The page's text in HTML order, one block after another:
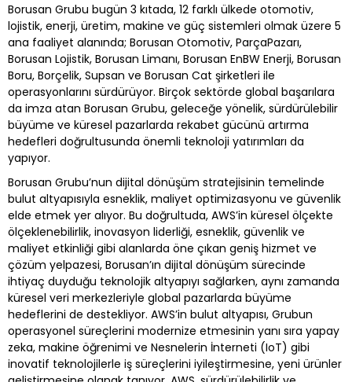
Borusan Grubu bugün 3 kıtada, 12 farklı ülkede otomotiv,
lojistik, enerji, üretim, makine ve güç sistemleri olmak üzere 5
ana faaliyet alanında; Borusan Otomotiv, ParçaPazarı,
Borusan Lojistik, Borusan Limanı, Borusan EnBW Enerji, Borusan
Boru, Borçelik, Supsan ve Borusan Cat şirketleri ile
operasyonlarını sürdürüyor. Birçok sektörde global başarılara
da imza atan Borusan Grubu, geleceğe yönelik, sürdürülebilir
büyüme ve küresel pazarlarda rekabet gücünü artırma
hedefleri doğrultusunda önemli teknoloji yatırımları da
yapıyor.
Borusan Grubu’nun dijital dönüşüm stratejisinin temelinde
bulut altyapısıyla esneklik, maliyet optimizasyonu ve güvenlik
elde etmek yer alıyor. Bu doğrultuda, AWS’in küresel ölçekte
ölçeklenebilirlik, inovasyon liderliği, esneklik, güvenlik ve
maliyet etkinliği gibi alanlarda öne çıkan geniş hizmet ve
çözüm yelpazesi, Borusan’ın dijital dönüşüm sürecinde
ihtiyaç duyduğu teknolojik altyapıyı sağlarken, aynı zamanda
küresel veri merkezleriyle global pazarlarda büyüme
hedeflerini de destekliyor. AWS’in bulut altyapısı, Grubun
operasyonel süreçlerini modernize etmesinin yanı sıra yapay
zeka, makine öğrenimi ve Nesnelerin İnterneti (IoT) gibi
inovatif teknolojilerle iş süreçlerini iyileştirmesine, yeni ürünler